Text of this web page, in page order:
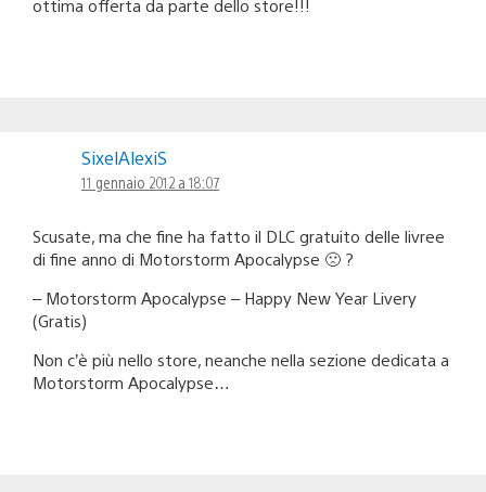
ottima offerta da parte dello store!!!
SixelAlexiS
11 gennaio 2012 a 18:07
Scusate, ma che fine ha fatto il DLC gratuito delle livree
di fine anno di Motorstorm Apocalypse 🙁 ?
– Motorstorm Apocalypse – Happy New Year Livery
(Gratis)
Non c’è più nello store, neanche nella sezione dedicata a
Motorstorm Apocalypse…